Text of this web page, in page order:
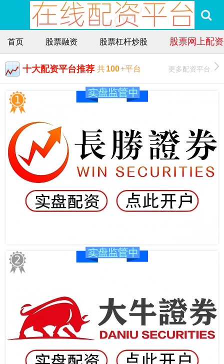
首页 股票融资 股票杠杆炒股 股票网上配
十大配资平台推荐 共100+平台 更多配资平台